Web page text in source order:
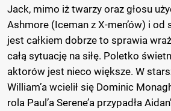
Jack, mimo iż twarzy oraz głosu
Ashmore (Iceman z X-men’ów) i
jest całkiem dobrze to sprawia
całą sytuację na siłę. Poletko
aktorów jest nieco większe. W
William’a wcielił się Dominic
rola Paul’a Serene’a przypadła